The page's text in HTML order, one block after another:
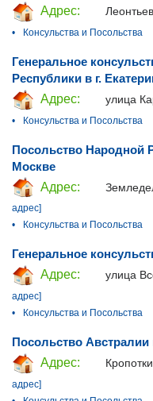
Адрес:
•
Консульства и Посольства
Генеральное
Республики в г.
Адрес:
улица
•
Консульства и Посольства
Посольство Народной
Москве
Адрес:
адрес]
•
Консульства и Посольства
Генеральное
Адрес:
улица
адрес]
•
Консульства и Посольства
Посольство Австралии
Адрес:
адрес]